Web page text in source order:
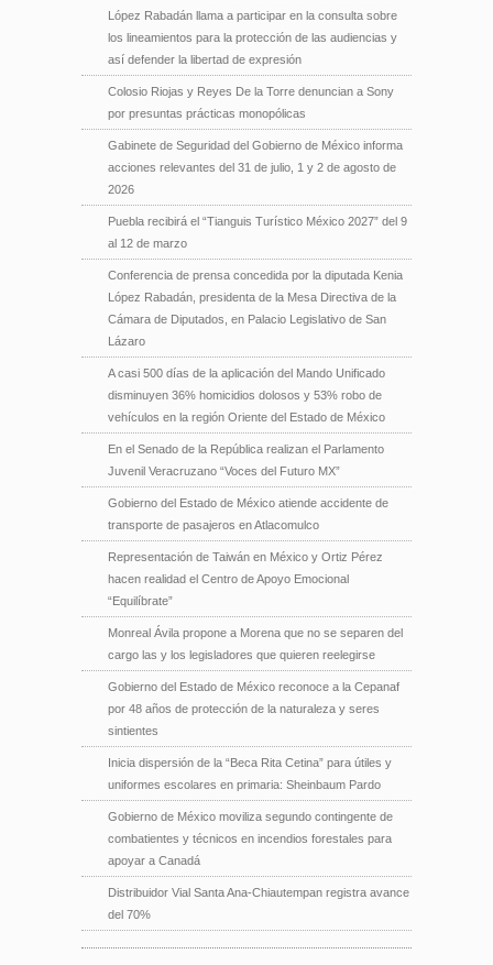
López Rabadán llama a participar en la consulta sobre
los lineamientos para la protección de las audiencias y
así defender la libertad de expresión
Colosio Riojas y Reyes De la Torre denuncian a Sony
por presuntas prácticas monopólicas
Gabinete de Seguridad del Gobierno de México informa
acciones relevantes del 31 de julio, 1 y 2 de agosto de
2026
Puebla recibirá el “Tianguis Turístico México 2027” del 9
al 12 de marzo
Conferencia de prensa concedida por la diputada Kenia
López Rabadán, presidenta de la Mesa Directiva de la
Cámara de Diputados, en Palacio Legislativo de San
Lázaro
A casi 500 días de la aplicación del Mando Unificado
disminuyen 36% homicidios dolosos y 53% robo de
vehículos en la región Oriente del Estado de México
En el Senado de la República realizan el Parlamento
Juvenil Veracruzano “Voces del Futuro MX”
Gobierno del Estado de México atiende accidente de
transporte de pasajeros en Atlacomulco
Representación de Taiwán en México y Ortiz Pérez
hacen realidad el Centro de Apoyo Emocional
“Equilíbrate”
Monreal Ávila propone a Morena que no se separen del
cargo las y los legisladores que quieren reelegirse
Gobierno del Estado de México reconoce a la Cepanaf
por 48 años de protección de la naturaleza y seres
sintientes
Inicia dispersión de la “Beca Rita Cetina” para útiles y
uniformes escolares en primaria: Sheinbaum Pardo
Gobierno de México moviliza segundo contingente de
combatientes y técnicos en incendios forestales para
apoyar a Canadá
Distribuidor Vial Santa Ana-Chiautempan registra avance
del 70%